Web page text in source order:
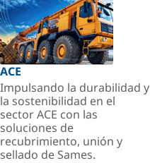
ACE
Impulsando la durabilidad y
la sostenibilidad en el
sector ACE con las
soluciones de
recubrimiento, unión y
sellado de Sames.